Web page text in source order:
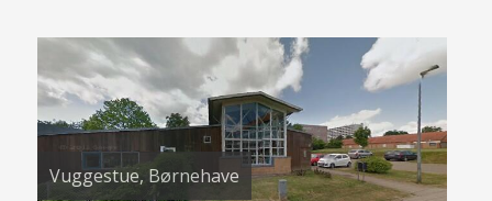
Vuggestue, Børnehave